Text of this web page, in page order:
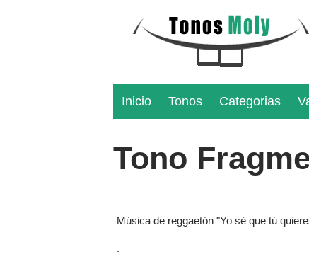
Inicio Tonos Categorias
Tono
Música de reggaetón "Yo sé que tú
.